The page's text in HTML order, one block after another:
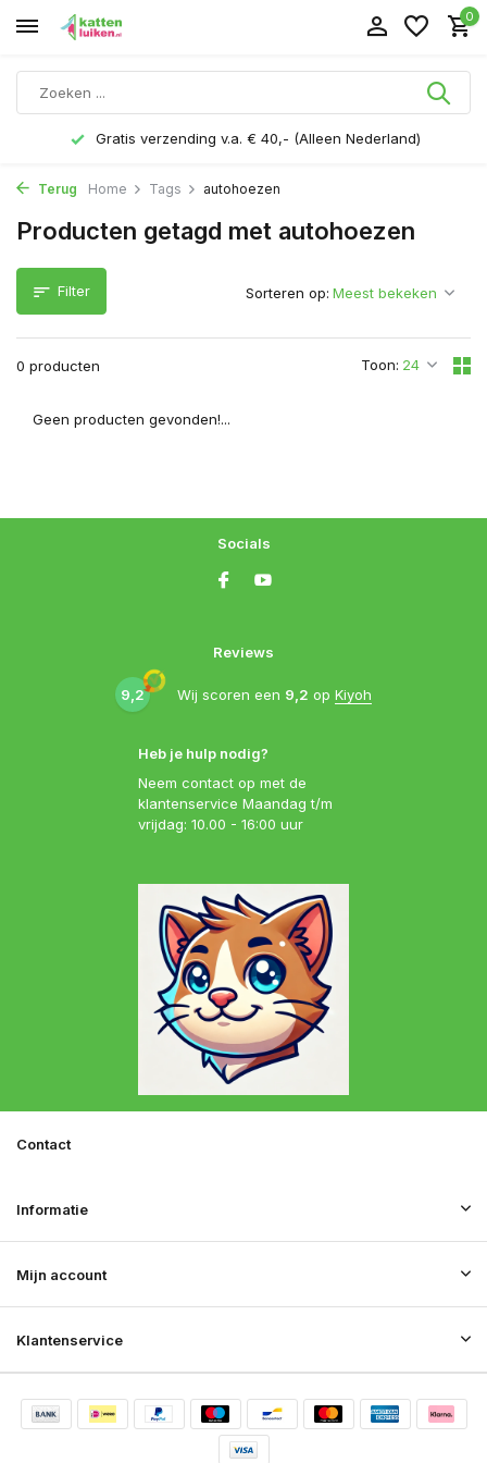
0
Gratis verzending v.a. € 40,- (Alleen Nederland)
Terug Home Tags autohoezen
Producten getagd met autohoezen
Filter
0 producten Toon:
Sorteren op:
Geen producten gevonden!...
Heb je hulp nodig?
Neem contact op met de
klantenservice Maandag t/m
vrijdag: 10.00 - 16:00 uur
Reviews
9,2 Wij scoren een 9,2 op Kiyoh
Socials
Klantenservice
Mijn account
Informatie
Contact